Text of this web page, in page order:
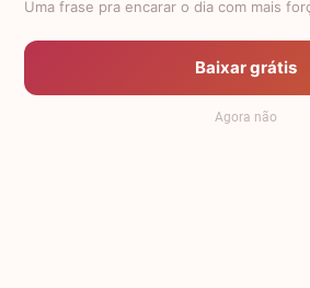
Política de
Anuncie
Termos de Uso
Uma frase pra encarar o dia com mais
Baixar grátis
Agora não